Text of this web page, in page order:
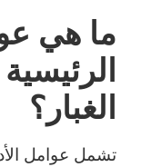
ما هي
الغبار؟
تشمل عوامل